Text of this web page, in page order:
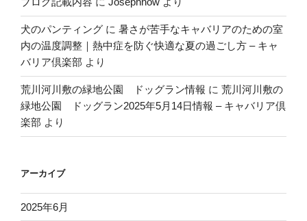
犬のパンティング に 暑さが苦手なキャバリアのための室
内の温度調整｜熱中症を防ぐ快適な夏の過ごし方 – キャ
バリア倶楽部 より
荒川河川敷の緑地公園 ドッグラン情報 に 荒川河川敷の
緑地公園 ドッグラン2025年5月14日情報 – キャバリア倶
楽部 より
アーカイブ
2025年6月